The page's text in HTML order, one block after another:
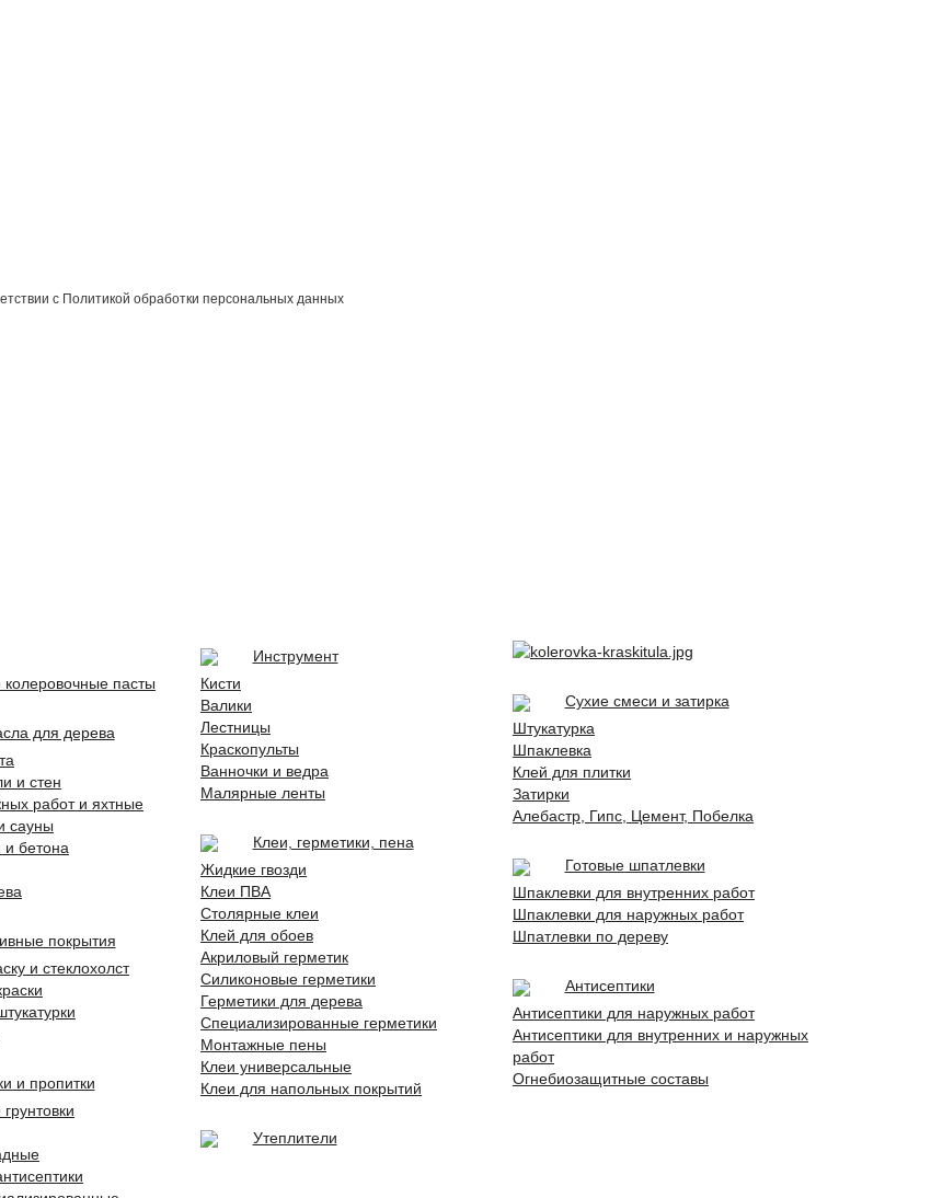
с Политикой обработки персональных данных
пасты
для дерева
и стен
работ и яхтные
сауны
бетона
покрытия
и стеклохолст
и пропитки
Инструмент
Кисти
Валики
Лестницы
Краскопульты
Ванночки и ведра
Малярные ленты
Клеи, герметики, пена
Жидкие гвозди
Клеи ПВА
Столярные клеи
Клей для обоев
Акриловый герметик
Силиконовые герметики
Герметики для дерева
Специализированные герметики
Монтажные пены
Клеи универсальные
Клеи для напольных покрытий
Утеплители
Сухие смеси и затирка
Штукатурка
Шпаклевка
Клей для плитки
Затирки
Алебастр, Гипс, Цемент, Побелка
Готовые шпатлевки
Шпаклевки для внутренних работ
Шпаклевки для наружных работ
Шпатлевки по дереву
Антисептики
Антисептики для наружных работ
Антисептики для внутренних и наружных
работ
Огнебиозащитные составы